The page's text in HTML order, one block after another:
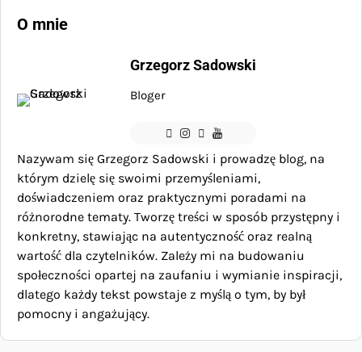
O mnie
Grzegorz Sadowski
Bloger
Nazywam się Grzegorz Sadowski i prowadzę blog, na
którym dzielę się swoimi przemyśleniami,
doświadczeniem oraz praktycznymi poradami na
różnorodne tematy. Tworzę treści w sposób przystępny i
konkretny, stawiając na autentyczność oraz realną
wartość dla czytelników. Zależy mi na budowaniu
społeczności opartej na zaufaniu i wymianie inspiracji,
dlatego każdy tekst powstaje z myślą o tym, by był
pomocny i angażujący.